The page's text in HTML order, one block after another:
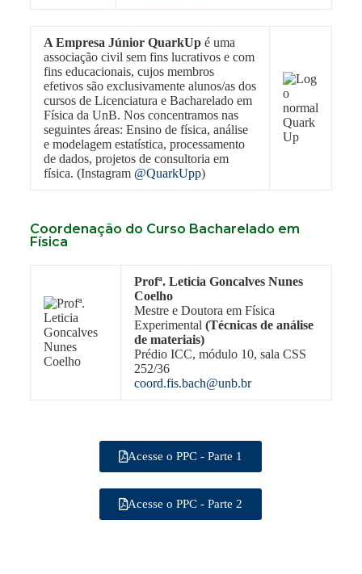
A Empresa Júnior QuarkUpé uma
associação civil sem fins lucrativos e com
fins educacionais, cujos membros
efetivos são exclusivamente alunos/as dos
cursos de Licenciatura e Bacharelado em
Física da UnB. Nos concentramos nas
seguintes áreas: Ensino de física, análise
e modelagem estatística, processamento
de dados, projetos de consultoria em
física. (Instagram@QuarkUpp)
Coordenação do Curso Bacharelado em
Física
Profª. Leticia Goncalves Nunes
Coelho
Mestre e Doutora em Física
Experimental (Técnicas de análise
de materiais)
Prédio ICC, módulo 10, sala CSS
252/36
coord.fis.bach@unb.br
Acesse o PPC - Parte 1
Acesse o PPC - Parte 2